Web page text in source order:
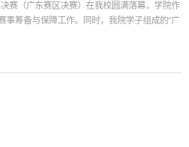
赛（广东赛区决赛）在我校圆满落幕，学院作
事筹备与保障工作。同时，我院学子组成的“广
践能力赛）总决赛和“长城杯”网数智安全大